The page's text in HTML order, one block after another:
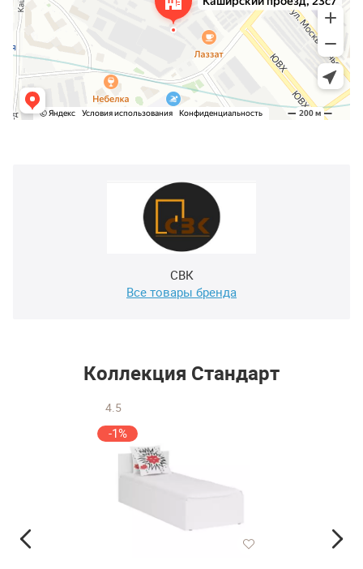
СВК
Все товары бренда
Коллекция Стандарт
4.5
-1%